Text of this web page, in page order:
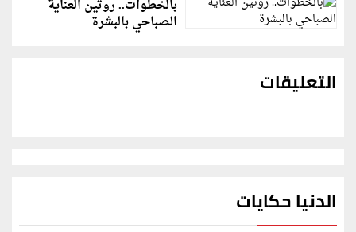
بالخطوات.. روتين العناية
الصباحي بالبشرة
التعليقات
الدنيا حكايات